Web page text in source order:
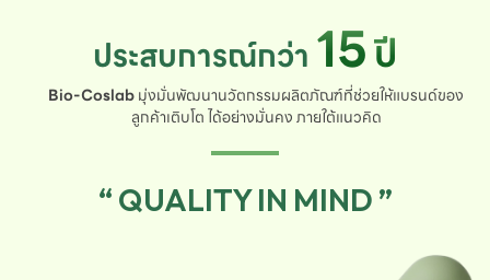
ประสบการณ์กว่า 15ปี
Bio-Coslabมุ่งมั่นพัฒนานวัตกรรมผลิตภัณฑ์ที่ช่วยให้แบรนด์ของ
ลูกค้าเติบโต ได้อย่างมั่นคง ภายใต้แนวคิด
“ QUALITY IN MIND ”